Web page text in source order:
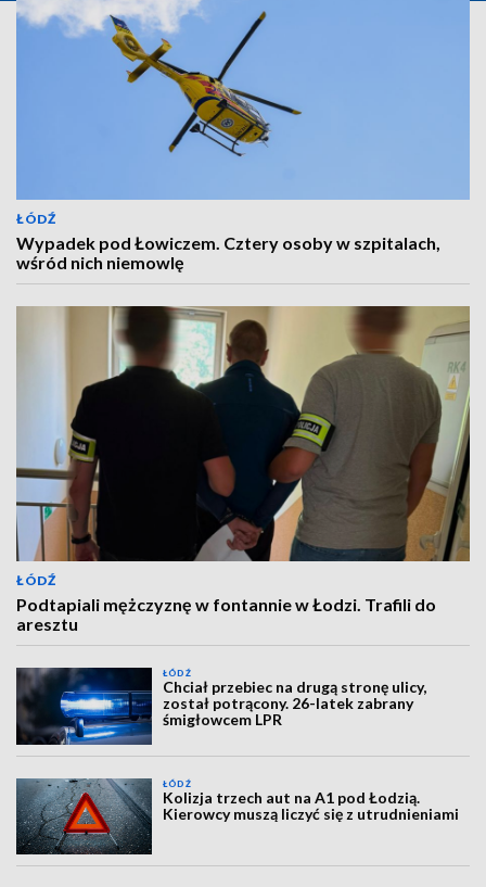
ŁÓDŹ
Wypadek pod Łowiczem. Cztery osoby w szpitalach,
wśród nich niemowlę
ŁÓDŹ
Podtapiali mężczyznę w fontannie w Łodzi. Trafili do
aresztu
ŁÓDŹ
Chciał przebiec na drugą stronę ulicy,
został potrącony. 26-latek zabrany
śmigłowcem LPR
ŁÓDŹ
Kolizja trzech aut na A1 pod Łodzią.
Kierowcy muszą liczyć się z utrudnieniami